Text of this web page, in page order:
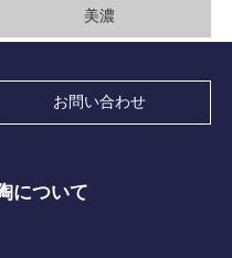
美濃
お問い合わせ
について